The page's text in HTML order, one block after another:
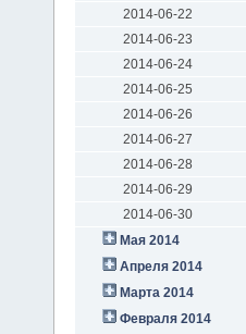
2014-06-22
2014-06-23
2014-06-24
2014-06-25
2014-06-26
2014-06-27
2014-06-28
2014-06-29
2014-06-30
Мая 2014
Апреля 2014
Марта 2014
Февраля 2014